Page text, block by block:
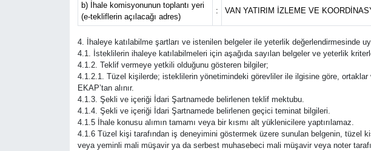
b) İhale komisyonunun toplantı yeri
(e-tekliflerin açılacağı adres)
: VAN YATIRIM İZLEME VE
4. İhaleye katılabilme şartları ve istenilen belgeler ile yeterlik değerlendirmesinde
4.1. İsteklilerin ihaleye katılabilmeleri için aşağıda sayılan belgeler ve yeterlik
4.1.2. Teklif vermeye yetkili olduğunu gösteren bilgiler;
4.1.2.1. Tüzel kişilerde; isteklilerin yönetimindeki görevliler ile ilgisine göre,
EKAP’tan alınır.
4.1.3. Şekli ve içeriği İdari Şartnamede belirlenen teklif mektubu.
4.1.4. Şekli ve içeriği İdari Şartnamede belirlenen geçici teminat bilgileri.
4.1.5 İhale konusu alımın tamamı veya bir kısmı alt yüklenicilere yaptırılamaz.
4.1.6 Tüzel kişi tarafından iş deneyimini göstermek üzere sunulan belgenin, tüzel
veya yeminli mali müşavir ya da serbest muhasebeci mali müşavir veya noter